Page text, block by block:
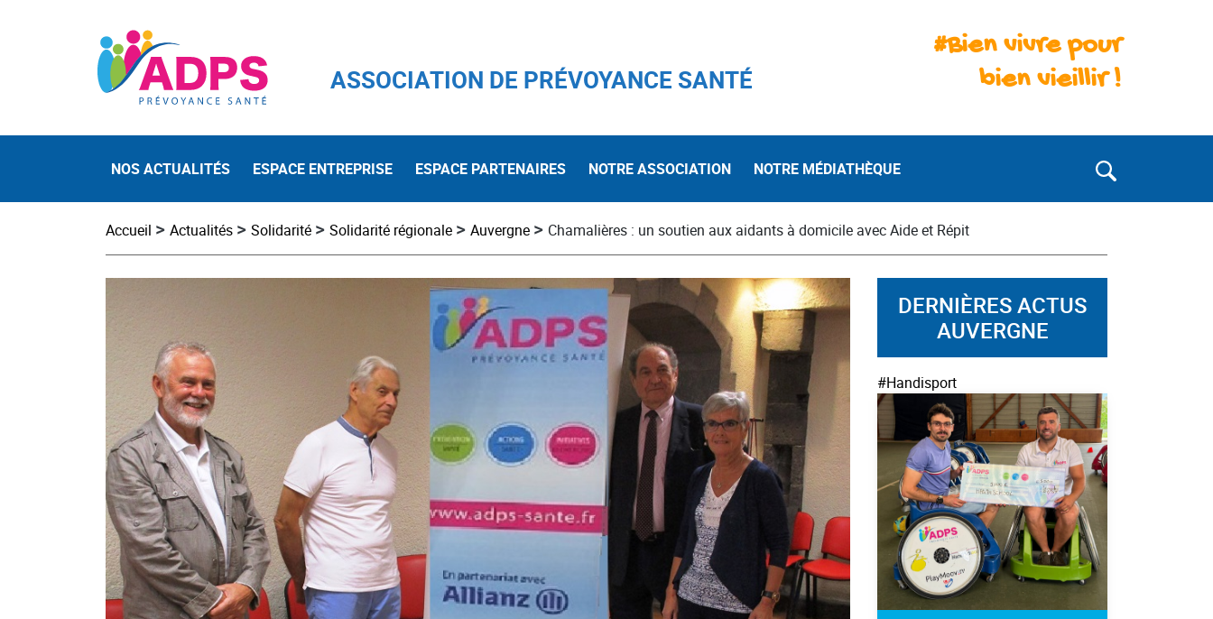
ASSOCIATION DE PRÉVOYANCE SANTÉ
#Bien vivre pour
bien vieillir !
NOS ACTUALITÉS ESPACE ENTREPRISE ESPACE PARTENAIRES NOTRE ASSOCIATION NOTRE MÉDIATHÈQUE
Accueil > Actualités > Solidarité > Solidarité régionale > Auvergne > Chamalières : un soutien aux aidants à domicile avec Aide et Répit
DERNIÈRES ACTUS
AUVERGNE
#Handisport